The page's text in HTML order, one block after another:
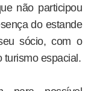
não participou
do estande
sócio, com o
turismo espacial.